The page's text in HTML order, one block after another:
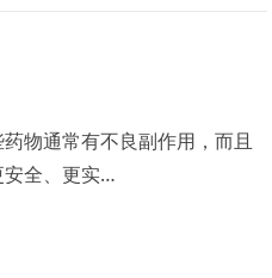
物通常有不良副作用，而且
安全、更实…